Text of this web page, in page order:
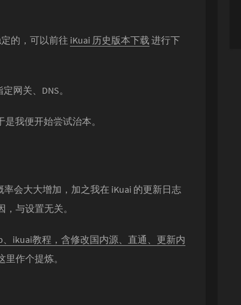
的，可以前往 iKuai 历史版本下载 进行下
网关、DNS。
我便开始尝试治本。
会大大增加，加之我在 iKuai 的更新日志
与设置无关。
、ikuai教程，含修改国内源、直通、更新内
作个提炼。